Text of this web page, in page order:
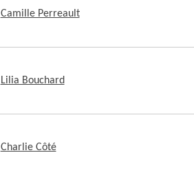
Camille Perreault
Lilia Bouchard
Charlie Côté